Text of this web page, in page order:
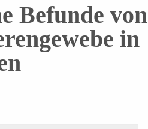
Befunde von
in